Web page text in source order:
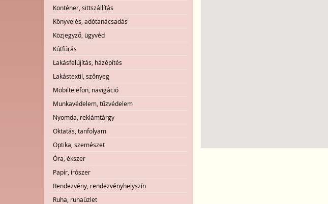
Konténer, sittszállítás
Könyvelés, adótanácsadás
Közjegyző, ügyvéd
Kútfúrás
Lakásfelújítás, házépítés
Lakástextil, szőnyeg
Mobiltelefon, navigáció
Munkavédelem, tűzvédelem
Nyomda, reklámtárgy
Oktatás, tanfolyam
Optika, szemészet
Óra, ékszer
Papír, írószer
Rendezvény, rendezvényhelyszín
Ruha, ruhaüzlet